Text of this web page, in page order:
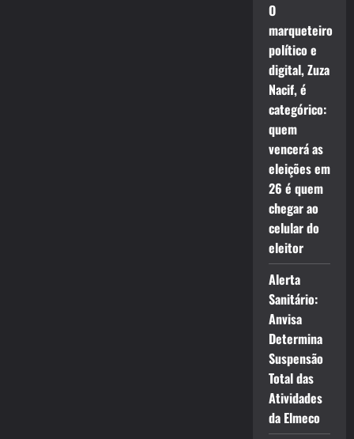
O
marqueteiro
político e
digital, Zuza
Nacif, é
categórico:
quem
vencerá as
eleições em
26 é quem
chegar ao
celular do
eleitor
Alerta
Sanitário:
Anvisa
Determina
Suspensão
Total das
Atividades
da Elmeco